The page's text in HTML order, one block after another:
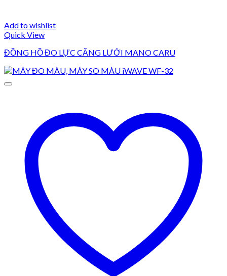
Add to wishlist
Quick View
ĐỒNG HỒ ĐO LỰC CĂNG LƯỚI MANO CARU